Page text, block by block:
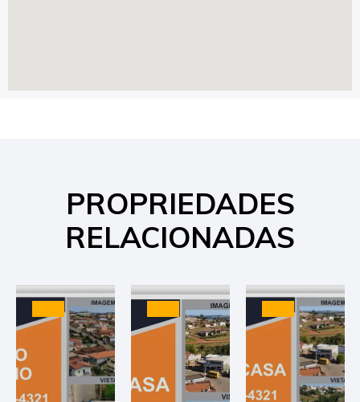
PROPRIEDADES
RELACIONADAS